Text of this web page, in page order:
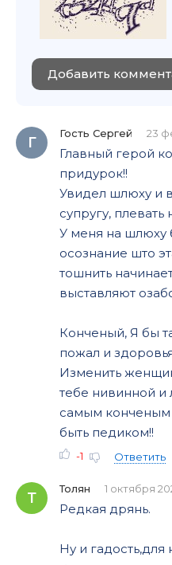
Добавить
Г
Гость Сергей 23
Главный герой
придурок!!
Увидел шлюху и
супругу, плевать
У меня на шлюху
осознание што
тошнить
выставляют
Конченый, Я бы
пожал и
Изменить
тебе нивинной и
самым конченым
быть педиком!!
-1 Ответить
Т
Толян 1 октября
Редкая дрянь.
Ну и гадость,для